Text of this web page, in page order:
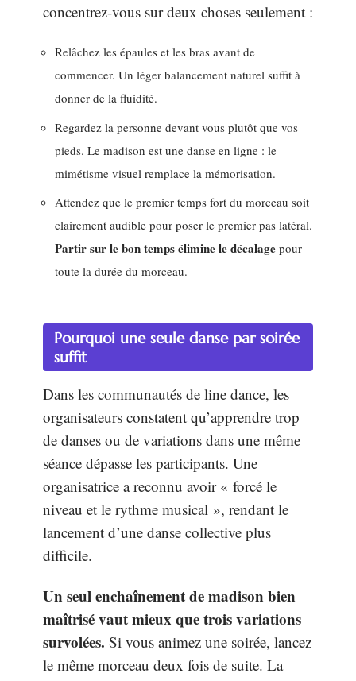
concentrez-vous sur deux choses seulement :
Relâchez les épaules et les bras avant de
commencer. Un léger balancement naturel suffit à
donner de la fluidité.
Regardez la personne devant vous plutôt que vos
pieds. Le madison est une danse en ligne : le
mimétisme visuel remplace la mémorisation.
Attendez que le premier temps fort du morceau soit
clairement audible pour poser le premier pas latéral.
Partir sur le bon temps élimine le décalage pour
toute la durée du morceau.
Pourquoi une seule danse par soirée
suffit
Dans les communautés de line dance, les
organisateurs constatent qu’apprendre trop
de danses ou de variations dans une même
séance dépasse les participants. Une
organisatrice a reconnu avoir « forcé le
niveau et le rythme musical », rendant le
lancement d’une danse collective plus
difficile.
Un seul enchaînement de madison bien
maîtrisé vaut mieux que trois variations
survolées. Si vous animez une soirée, lancez
le même morceau deux fois de suite. La